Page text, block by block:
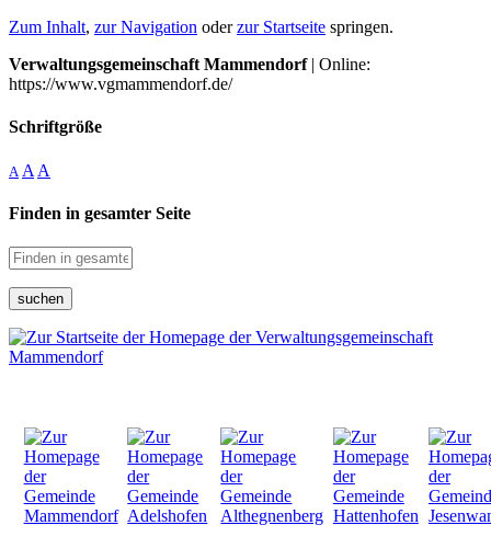
Zum Inhalt, zur Navigation oderzur Startseite springen.
Verwaltungsgemeinschaft Mammendorf| Online:
https://www.vgmammendorf.de/
Schriftgröße
A A A
Finden in gesamter Seite
suchen